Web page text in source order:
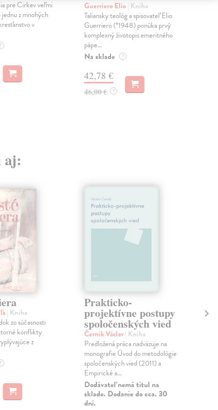
pre Cirkev veľmi
z mnohých
v
Guerriero Elio| Kniha
Taliansky teológ a spisovateľ Elio
Guerriero (*1948) ponúka prvý
komplexný životopis emeritného
pápe...
Na sklade ?
42,78 €
46,00 € ?
aj:
| Kniha
zo súčasnosti
konflikty
z
?
Prakticko-
projektívne postupy
spoločenských vied
Černík Václav| Kniha
Predložená práca nadväzuje na
monografie Úvod do metodológie
spoločenských vied (2011) a
Empirické a...
Dodávateľ nemá titul na
sklade. Dodanie do cca. 30
dní.